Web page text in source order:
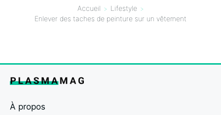
Accueil
Lifestyle
Enlever des taches de peinture sur un vêtement
À propos